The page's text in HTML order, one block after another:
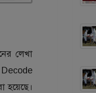
লেখা
Decode
হয়েছে।